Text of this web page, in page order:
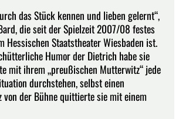
das Stück kennen und lieben gelernt“,
die seit der Spielzeit 2007/08 festes
Hessischen Staatstheater Wiesbaden ist.
Humor der Dietrich habe sie
mit ihrem „preußischen Mutterwitz“ jede
durchstehen, selbst einen
von der Bühne quittierte sie mit einem